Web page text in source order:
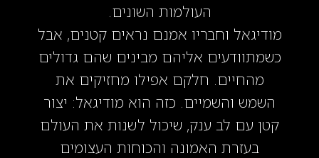
העולמות השונים.
מודיגאל וחבריו אמנם נראים קטנים, אבל
כשמתוודעים אליהם מבינים שהם גדולים
מהחיים. חלקם אפילו מחזיקים את
השמש והשמיים. כזה הוא מודיגאל: יצור
קטן עם לב ענק, שיכול לשנות את העולם
בעזרת האמונה והכוחות העצומים